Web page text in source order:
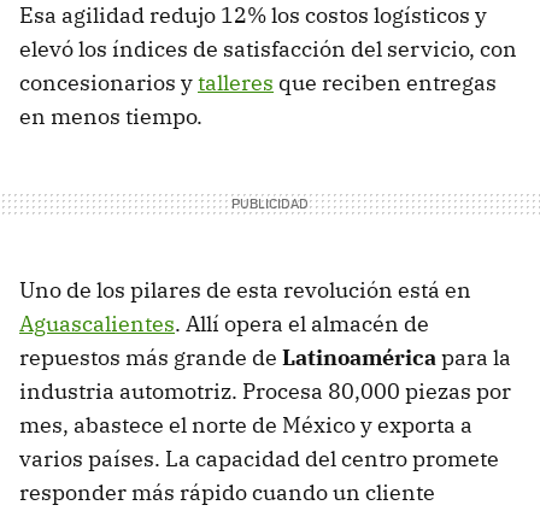
Esa agilidad redujo 12% los costos logísticos y
elevó los índices de satisfacción del servicio, con
concesionarios ytalleres que reciben entregas
en menos tiempo.
Uno de los pilares de esta revolución está en
Aguascalientes. Allí opera el almacén de
repuestos más grande de Latinoaméricapara la
industria automotriz. Procesa 80,000 piezas por
mes, abastece el norte de México y exporta a
varios países. La capacidad del centro promete
responder más rápido cuando un cliente